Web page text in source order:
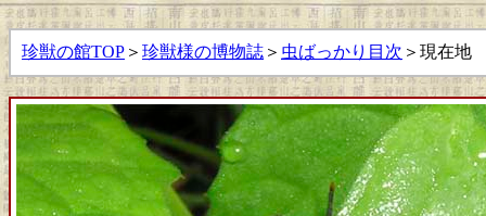
珍獣の館TOP ＞ 珍獣様の博物誌 ＞ 虫ばっかり目次 ＞現在地